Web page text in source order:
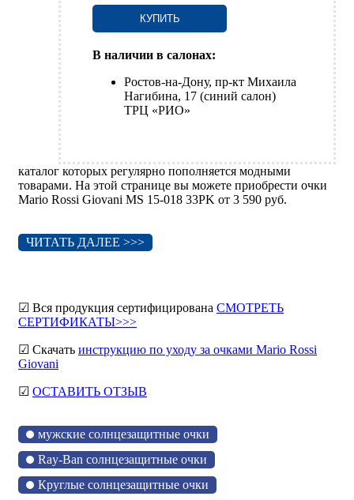
КУПИТЬ
В наличии в салонах:
Ростов-на-Дону, пр-кт Михаила
Нагибина, 17 (синий салон)
ТРЦ «РИО»
каталог которых регулярно пополняется модными
товарами. На этой странице вы можете приобрести очки
Mario Rossi Giovani MS 15-018 33PK от 3 590 руб.
ЧИТАТЬ ДАЛЕЕ >>>
☑ Вся продукция сертифицирована СМОТРЕТЬ
СЕРТИФИКАТЫ>>>
☑ Скачать инструкцию по уходу за очками Mario Rossi
Giovani
☑ ОСТАВИТЬ ОТЗЫВ
мужские солнцезащитные очки
Ray-Ban солнцезащитные очки
Круглые солнцезащитные очки